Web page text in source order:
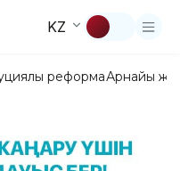
KZ
реформаАрнайы